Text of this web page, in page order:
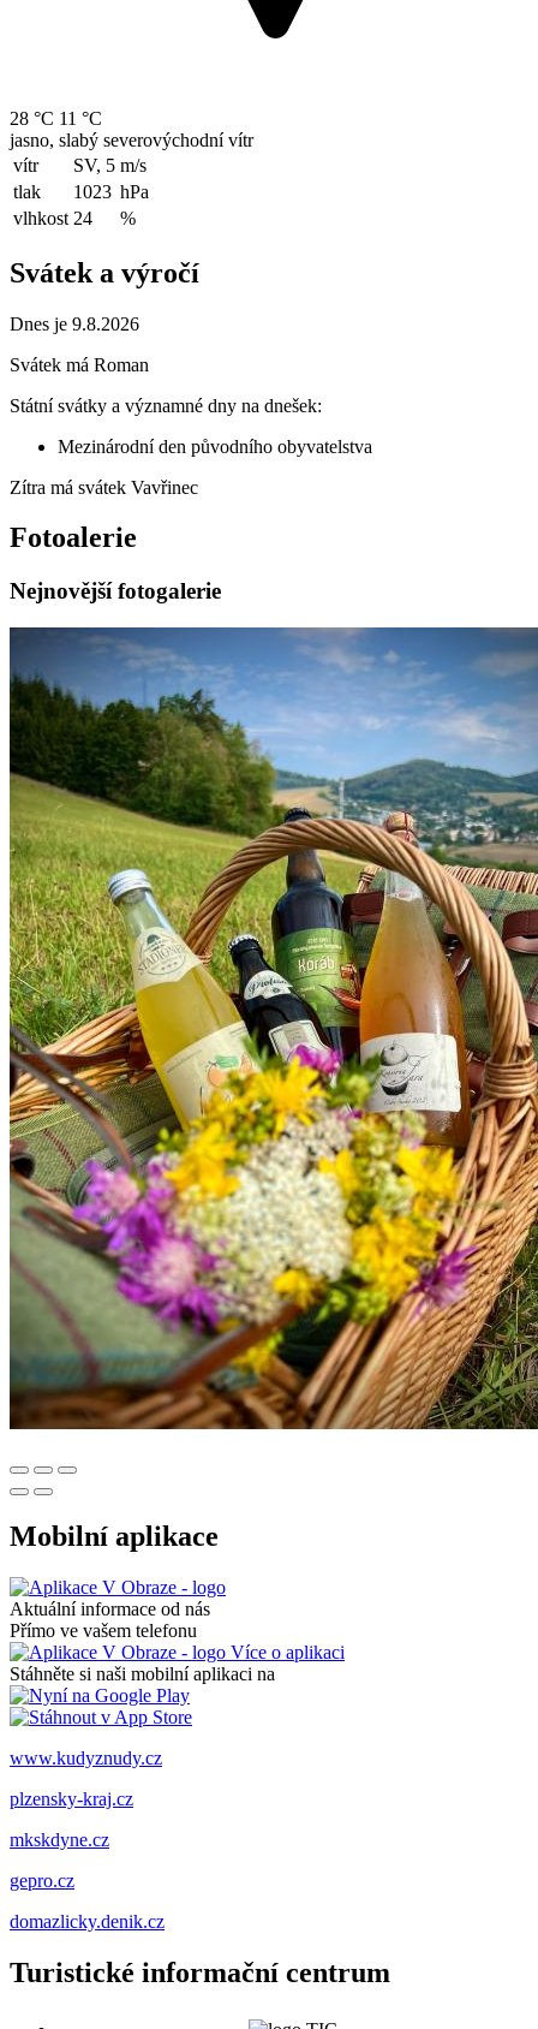
28 °C 11 °C
jasno, slabý severovýchodní vítr
vítr
SV, 5 m/s
tlak
1023 hPa
vlhkost 24 %
Svátek a výročí
Dnes je 9.8.2026
Svátek má Roman
Státní svátky a významné dny na dnešek:
Mezinárodní den původního obyvatelstva
Zítra má svátek Vavřinec
Fotoalerie
Nejnovější fotogalerie
Mobilní aplikace
Aktuální informace od nás
Přímo ve vašem telefonu
Více o aplikaci
Stáhněte si naši mobilní aplikaci na
www.kudyznudy.cz
plzensky-kraj.cz
mkskdyne.cz
gepro.cz
domazlicky.denik.cz
Turistické informační centrum